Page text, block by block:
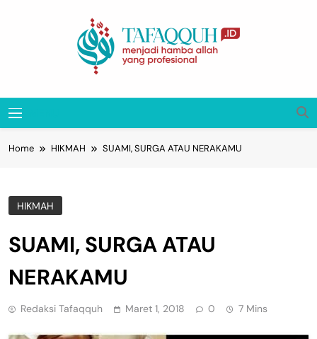
Tafaqquh.ID
Home HIKMAH SUAMI, SURGA ATAU NERAKAMU
HIKMAH
SUAMI, SURGA ATAU
NERAKAMU
Redaksi Tafaqquh Maret 1, 2018 0 7 Mins